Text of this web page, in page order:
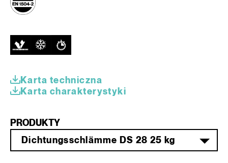
Karta techniczna
Karta charakterystyki
PRODUKTY
Dichtungsschlämme DS 28 25 kg